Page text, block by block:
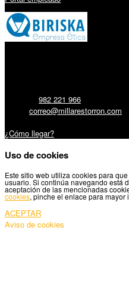
982 221 966
correo@millarestorron.com
¿Cómo llegar?
Uso de cookies
Este sitio web utiliza cookies para
usuario. Si continúa navegando está
aceptación de las mencionadas
cookies, pinche el enlace para mayor
ACEPTAR
Aviso de cookies